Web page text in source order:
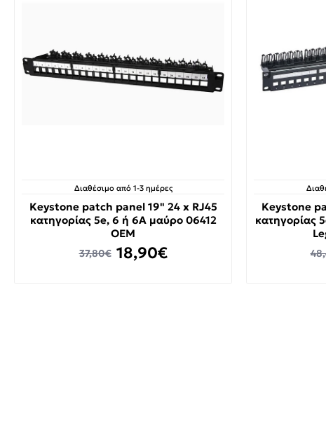
Διαθέσιμο από 1-3 ημέρες
Keystone patch panel 19" 24 x RJ45
κατηγορίας 5e, 6 ή 6A μαύρο 06412
OEM
18,90€
37,80€
Keystone
κατηγορίας